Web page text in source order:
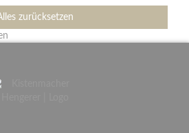
zurücksetzen